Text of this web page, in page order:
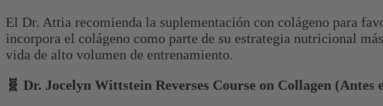
El Dr. Attia recomienda la suplementación con colágeno para
incorpora el colágeno como parte de su estrategia nutricional
vida de alto volumen de entrenamiento.
🧬 Dr. Jocelyn Wittstein Reverses Course on Collagen (Antes